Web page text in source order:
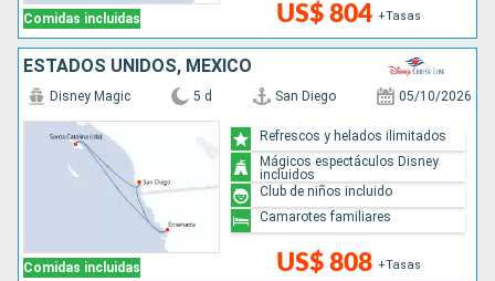
Comidas incluidas US$ 804 +Tasas
ESTADOS UNIDOS, MÉXICO
Comidas incluidas
Disney Magic 5 d San Diego 05/10/2026
US$ 808 +Tasas
Refrescos y helados ilimitados
Mágicos espectáculos Disney
incluidos
Club de niños incluido
Camarotes familiares